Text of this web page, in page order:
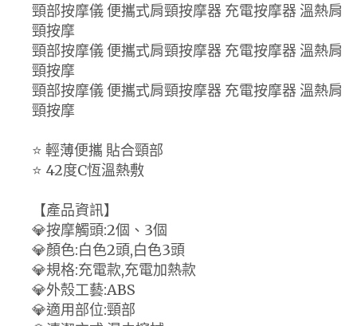
頸部按摩儀 便攜式肩頸按摩器 充電按摩器 溫熱肩
頸按摩
頸部按摩儀 便攜式肩頸按摩器 充電按摩器 溫熱肩
頸按摩
頸部按摩儀 便攜式肩頸按摩器 充電按摩器 溫熱肩
頸按摩
⭐ 輕薄便攜 貼合頸部
⭐ 42度C恆溫熱敷
【產品資訊】
💎按摩觸頭:2個、3個
💎顏色:白色2頭,白色3頭
💎規格:充電款,充電加熱款
💎外殼工藝:ABS
💎適用部位:頸部